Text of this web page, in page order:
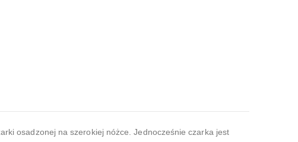
osadzonej na szerokiej nóżce. Jednocześnie czarka jest